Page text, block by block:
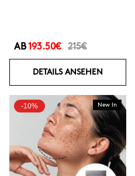
AB 193.50€ 215€
DETAILS ANSEHEN
-10% New In